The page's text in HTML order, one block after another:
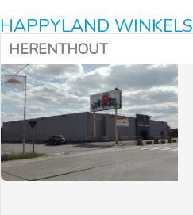
HAPPYLAND WINKELS
HERENTHOUT